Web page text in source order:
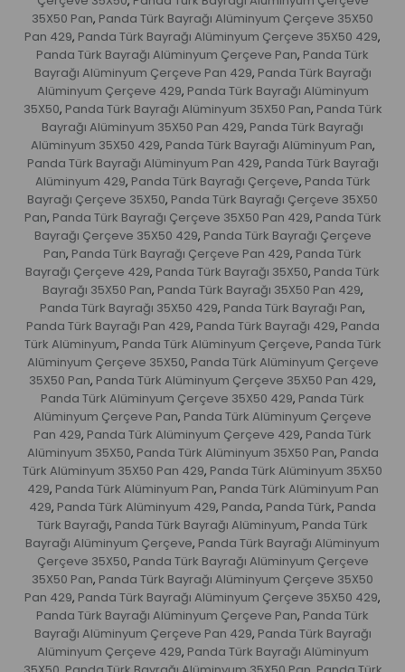
35X50 Pan, Panda Türk Bayrağı Alüminyum Çerçeve 35X50
Pan 429, Panda Türk Bayrağı Alüminyum Çerçeve 35X50 429,
Panda Türk Bayrağı Alüminyum Çerçeve Pan, Panda Türk
Bayrağı Alüminyum Çerçeve Pan 429, Panda Türk Bayrağı
Alüminyum Çerçeve 429, Panda Türk Bayrağı Alüminyum
35X50, Panda Türk Bayrağı Alüminyum 35X50 Pan, Panda Türk
Bayrağı Alüminyum 35X50 Pan 429, Panda Türk Bayrağı
Alüminyum 35X50 429, Panda Türk Bayrağı Alüminyum Pan,
Panda Türk Bayrağı Alüminyum Pan 429, Panda Türk Bayrağı
Alüminyum 429, Panda Türk Bayrağı Çerçeve, Panda Türk
Bayrağı Çerçeve 35X50, Panda Türk Bayrağı Çerçeve 35X50
Pan, Panda Türk Bayrağı Çerçeve 35X50 Pan 429, Panda Türk
Bayrağı Çerçeve 35X50 429, Panda Türk Bayrağı Çerçeve
Pan, Panda Türk Bayrağı Çerçeve Pan 429, Panda Türk
Bayrağı Çerçeve 429, Panda Türk Bayrağı 35X50, Panda Türk
Bayrağı 35X50 Pan, Panda Türk Bayrağı 35X50 Pan 429,
Panda Türk Bayrağı 35X50 429, Panda Türk Bayrağı Pan,
Panda Türk Bayrağı Pan 429, Panda Türk Bayrağı 429, Panda
Türk Alüminyum, Panda Türk Alüminyum Çerçeve, Panda Türk
Alüminyum Çerçeve 35X50, Panda Türk Alüminyum Çerçeve
35X50 Pan, Panda Türk Alüminyum Çerçeve 35X50 Pan 429,
Panda Türk Alüminyum Çerçeve 35X50 429, Panda Türk
Alüminyum Çerçeve Pan, Panda Türk Alüminyum Çerçeve
Pan 429, Panda Türk Alüminyum Çerçeve 429, Panda Türk
Alüminyum 35X50, Panda Türk Alüminyum 35X50 Pan, Panda
Türk Alüminyum 35X50 Pan 429, Panda Türk Alüminyum 35X50
429, Panda Türk Alüminyum Pan, Panda Türk Alüminyum Pan
429, Panda Türk Alüminyum 429, Panda, Panda Türk, Panda
Türk Bayrağı, Panda Türk Bayrağı Alüminyum, Panda Türk
Bayrağı Alüminyum Çerçeve, Panda Türk Bayrağı Alüminyum
Çerçeve 35X50, Panda Türk Bayrağı Alüminyum Çerçeve
35X50 Pan, Panda Türk Bayrağı Alüminyum Çerçeve 35X50
Pan 429, Panda Türk Bayrağı Alüminyum Çerçeve 35X50 429,
Panda Türk Bayrağı Alüminyum Çerçeve Pan, Panda Türk
Bayrağı Alüminyum Çerçeve Pan 429, Panda Türk Bayrağı
Alüminyum Çerçeve 429, Panda Türk Bayrağı Alüminyum